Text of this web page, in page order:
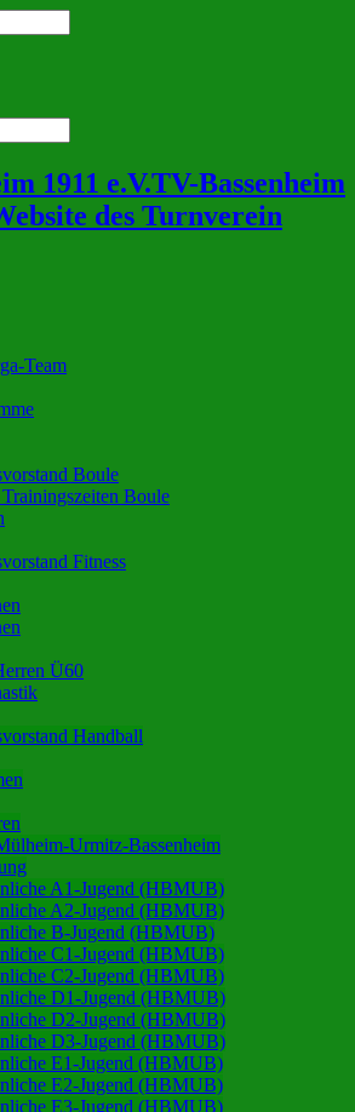
TV-Bassenheim
des Turnverein
Team
Boule
Boule
Fitness
Ü60
Handball
Urmitz-Bassenheim
A1-Jugend (HBMUB)
A2-Jugend (HBMUB)
B-Jugend (HBMUB)
C1-Jugend (HBMUB)
C2-Jugend (HBMUB)
D1-Jugend (HBMUB)
D2-Jugend (HBMUB)
D3-Jugend (HBMUB)
E1-Jugend (HBMUB)
E2-Jugend (HBMUB)
E3-Jugend (HBMUB)